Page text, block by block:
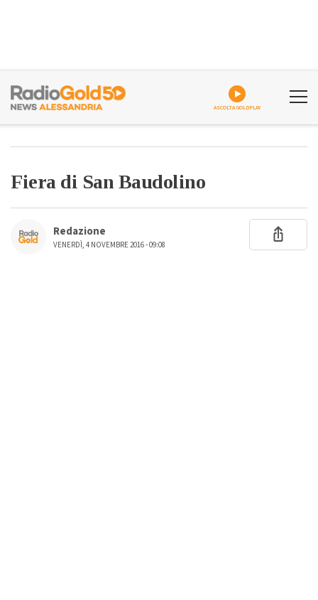
ASCOLTA GOLDPLAY
Fiera di San Baudolino
Redazione
VENERDÌ, 4 NOVEMBRE 2016 - 09:08